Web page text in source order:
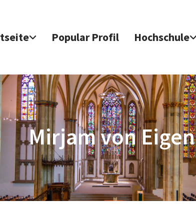
Popular Profil Hochschule
Mirjam von Eigen